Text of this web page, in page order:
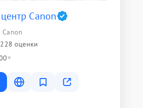
Canon
Canon
228 оценки